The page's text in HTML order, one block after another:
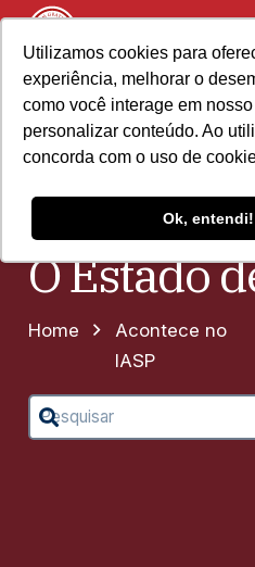
Utilizamos cookies para
experiência, melhorar o
como você interage em
personalizar conteúdo. Ao
concorda com o uso de
Ok, entendi!
O Estado
Home
Acontece no
IASP